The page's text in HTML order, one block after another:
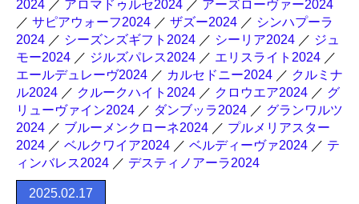
2024 ／ アロマドゥルセ2024 ／ アーズローヴァー2024
／ サピアウォーフ2024 ／ ザズー2024 ／ シンハプーラ
2024 ／ シーズンズギフト2024 ／ シーリア2024 ／ ジュ
モー2024 ／ ジルズパレス2024 ／ エリスライト2024 ／
エールデュレーヴ2024 ／ カルセドニー2024 ／ クルミナ
ル2024 ／ クルークハイト2024 ／ クロウエア2024 ／ グ
リューヴァイン2024 ／ ダンブッラ2024 ／ グランワルツ
2024 ／ ブルーメンクローネ2024 ／ プルメリアスター
2024 ／ ベルクワイア2024 ／ ベルディーヴァ2024 ／ テ
ィンバレス2024 ／ デスティノアーラ2024
2025.02.17